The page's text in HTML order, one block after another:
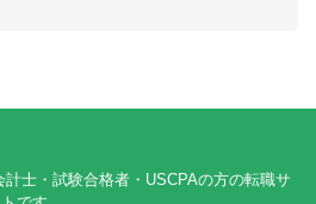
士・試験合格者・USCPAの方の転職サ